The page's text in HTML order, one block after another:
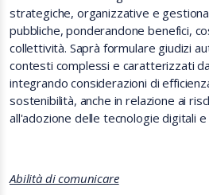
strategiche, organizzative e
pubbliche, ponderandone benefici,
collettività. Saprà formulare giudizi
contesti complessi e caratterizzati
integrando considerazioni di
sostenibilità, anche in relazione ai
all'adozione delle tecnologie digitali
Abilità di comunicare